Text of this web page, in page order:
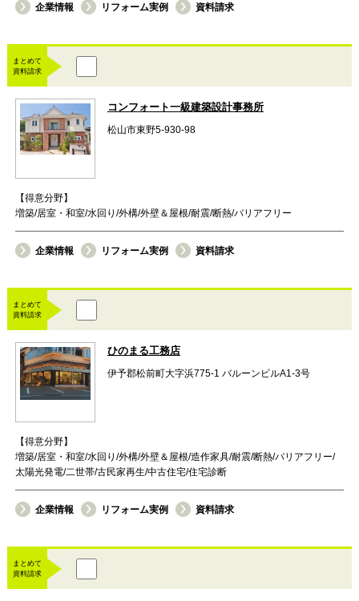
企業情報 リフォーム実例 資料請求
まとめて
資料請求
コンフォート一級建築設計事務所
松山市東野5-930-98
【得意分野】
増築/居室・和室/水回り/外構/外壁＆屋根/耐震/断熱/バリアフリー
企業情報 リフォーム実例 資料請求
まとめて
資料請求
ひのまる工務店
伊予郡松前町大字浜775-1 バルーンビルA1-3号
【得意分野】
増築/居室・和室/水回り/外構/外壁＆屋根/造作家具/耐震/断熱/バリアフリー/
太陽光発電/二世帯/古民家再生/中古住宅/住宅診断
企業情報 リフォーム実例 資料請求
まとめて
資料請求